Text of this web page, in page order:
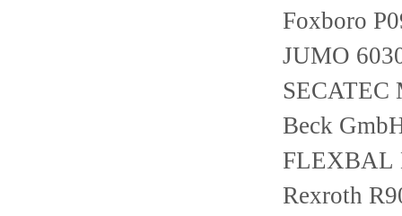
Foxboro
JUMO
SECATEC
Beck
FLEXBAL
Rexroth